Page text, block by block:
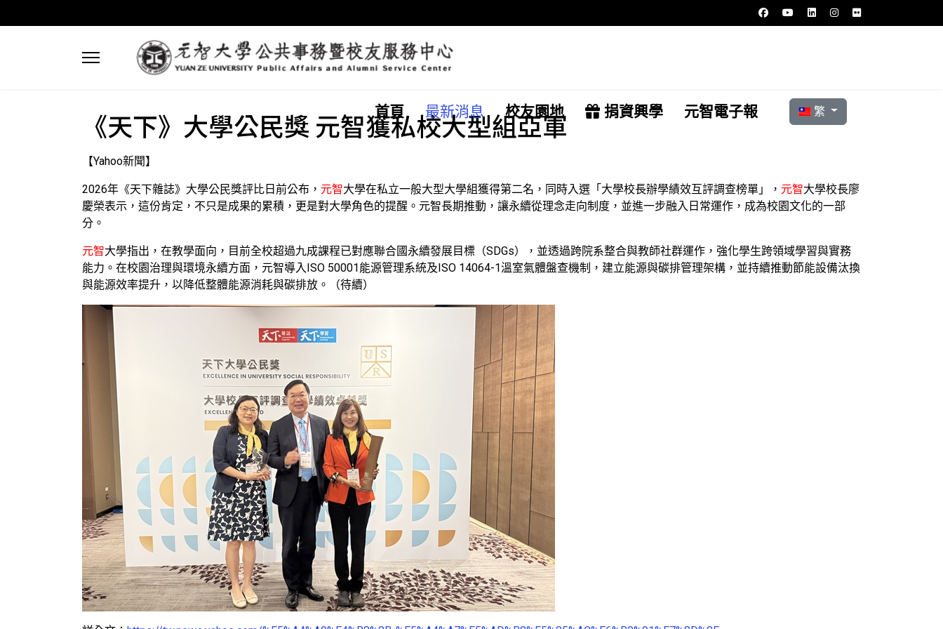
首頁 最新消息 校友園地 捐資興學 元智電子報 選擇你的語言
繁
《天下》大學公民獎 元智獲私校大型組亞軍
【Yahoo新聞】
2026年《天下雜誌》大學公民獎評比日前公布， 元智大學在私立一般大型大學組獲得第二名，同時入選「大學校長辦學績效互評調查榜單」， 元智大學校長廖
慶榮表示，這份肯定，不只是成果的累積，更是對大學角色的提醒。元智長期推動，讓永續從理念走向制度，並進一步融入日常運作，成為校園文化的一部
分。
元智大學指出，在教學面向，目前全校超過九成課程已對應聯合國永續發展目標（SDGs），並透過跨院系整合與教師社群運作，強化學生跨領域學習與實務
能力。在校園治理與環境永續方面，元智導入ISO 50001能源管理系統及ISO 14064-1溫室氣體盤查機制，建立能源與碳排管理架構，並持續推動節能設備汰換
與能源效率提升，以降低整體能源消耗與碳排放。（待續）